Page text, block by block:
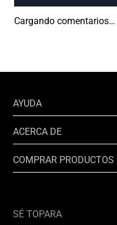
Cargando comentarios…
AYUDA
ACERCA DE
COMPRAR PRODUCTOS
SÉ TOPARA